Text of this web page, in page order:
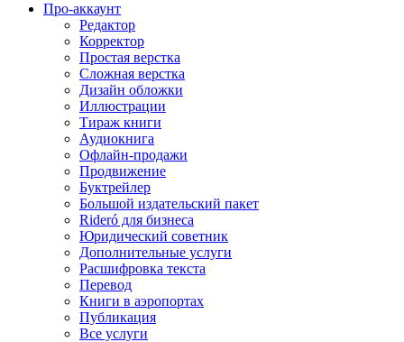
Про-аккаунт
Редактор
Корректор
Простая верстка
Сложная верстка
Дизайн обложки
Иллюстрации
Тираж книги
Аудиокнига
Офлайн-продажи
Продвижение
Буктрейлер
Большой издательский пакет
Rideró для бизнеса
Юридический советник
Дополнительные услуги
Расшифровка текста
Перевод
Книги в аэропортах
Публикация
Все услуги